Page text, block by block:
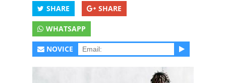
SHARE SHARE
WHATSAPP
NOVICE